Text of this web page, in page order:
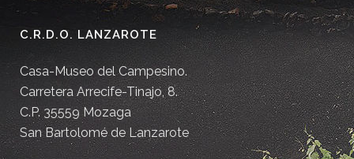
C.R.D.O. LANZAROTE
Casa-Museo del Campesino.
Carretera Arrecife-Tinajo, 8.
C.P. 35559 Mozaga
San Bartolomé de Lanzarote